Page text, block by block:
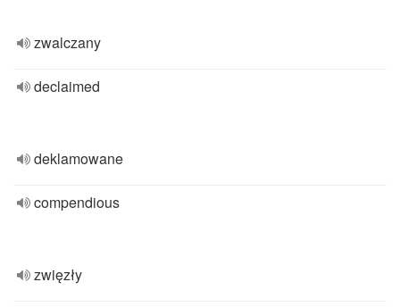
zwalczany
declaimed
deklamowane
compendious
zwięzły